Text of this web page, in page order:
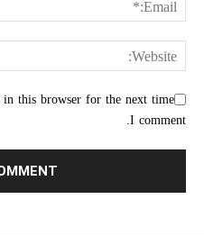
this browser for the next time
I comment.